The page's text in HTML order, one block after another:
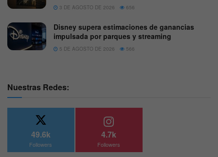
3 DE AGOSTO DE 2026 656
Disney supera estimaciones de ganancias
impulsada por parques y streaming
5 DE AGOSTO DE 2026 566
Nuestras Redes:
49.6k
Followers
4.7k
Followers